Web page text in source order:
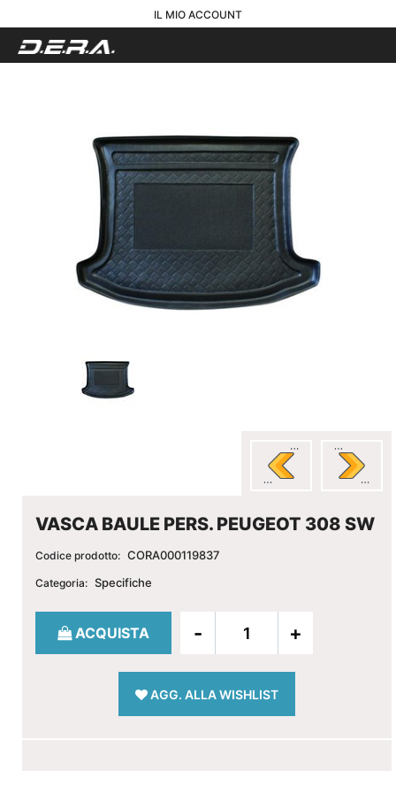
IL MIO ACCOUNT
VASCA BAULE PERS. PEUGEOT 308 SW
Codice prodotto: CORA000119837
Categoria: Specifiche
Quantità
ACQUISTA
AGG. ALLA WISHLIST